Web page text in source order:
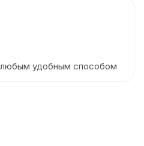
удобным способом